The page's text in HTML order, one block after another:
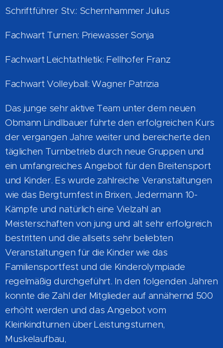
Schriftführer Stv.: Schernhammer Julius
Fachwart Turnen: Priewasser Sonja
Fachwart Leichtathletik: Fellhofer Franz
Fachwart Volleyball: Wagner Patrizia
Das junge sehr aktive Team unter dem neuen
Obmann Lindlbauer führte den erfolgreichen Kurs
der vergangen Jahre weiter und bereicherte den
täglichen Turnbetrieb durch neue Gruppen und
ein umfangreiches Angebot für den Breitensport
und Kinder. Es wurde zahlreiche Veranstaltungen
wie das Bergturnfest in Brixen, Jedermann 10-
Kämpfe und natürlich eine Vielzahl an
Meisterschaften von jung und alt sehr erfolgreich
bestritten und die allseits sehr beliebten
Veranstaltungen für die Kinder wie das
Familiensportfest und die Kinderolympiade
regelmäßig durchgeführt. In den folgenden Jahren
konnte die Zahl der Mitglieder auf annähernd 500
erhöht werden und das Angebot vom
Kleinkindturnen über Leistungsturnen,
Muskelaufbau,